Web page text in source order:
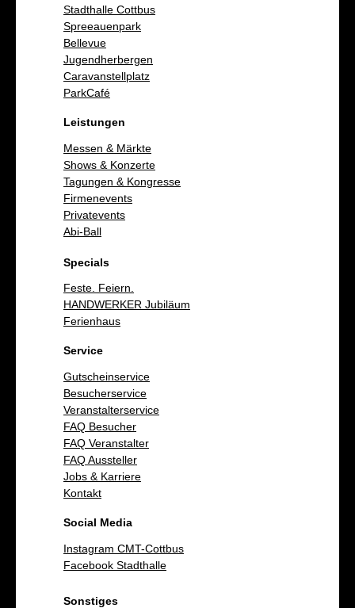
Stadthalle Cottbus
Spreeauenpark
Bellevue
Jugendherbergen
Caravanstellplatz
ParkCafé
Leistungen
Messen & Märkte
Shows & Konzerte
Tagungen & Kongresse
Firmenevents
Privatevents
Abi-Ball
Specials
Feste. Feiern.
HANDWERKER Jubiläum
Ferienhaus
Service
Gutscheinservice
Besucherservice
Veranstalterservice
FAQ Besucher
FAQ Veranstalter
FAQ Aussteller
Jobs & Karriere
Kontakt
Social Media
Instagram CMT-Cottbus
Facebook Stadthalle
Sonstiges